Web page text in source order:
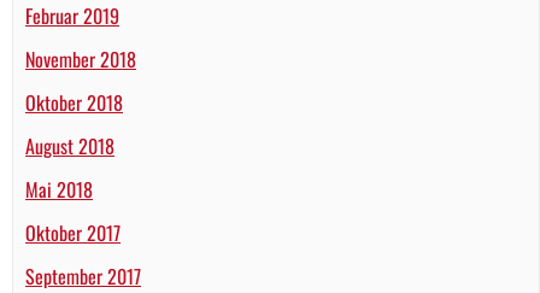
Februar 2019
November 2018
Oktober 2018
August 2018
Mai 2018
Oktober 2017
September 2017